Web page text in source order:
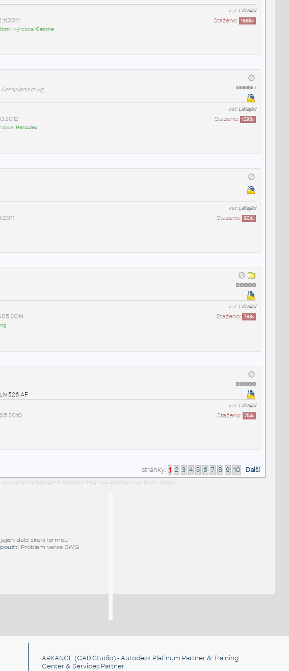
kat:Létající
Staženo: 1688x
• Výrobce:Cessna
kat:Létající
Staženo: 1293x
Hercules
kat:Létající
Staženo: 924x
kat:Létající
Staženo: 783x
526 AF
kat:Létající
Staženo: 754x
stránky: 1 2 3 4 5 6 7 8 9 10 Další
téma kategorie kolekce knižnica zdarma free block library
další šíření formou
. Problém verze DWG
ARKANCE (CAD Studio) - Autodesk Platinum Partner & Training
Center & Services Partner